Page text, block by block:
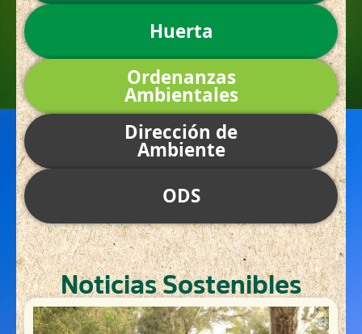
Huerta
Ordenanzas
Ambientales
Dirección de
Ambiente
ODS
Noticias Sostenibles